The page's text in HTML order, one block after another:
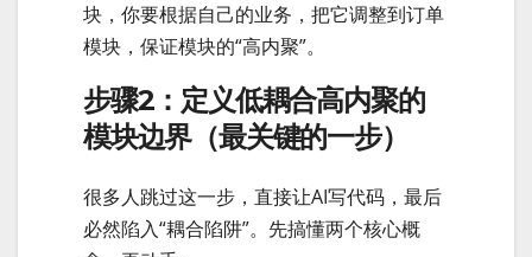
块，你要根据自己的业务，把它调整到订单
模块，保证模块的“高内聚”。
步骤2：定义低耦合高内聚的
模块边界（最关键的一步）
很多人跳过这一步，直接让AI写代码，最后
必然陷入“耦合陷阱”。先搞懂两个核心概